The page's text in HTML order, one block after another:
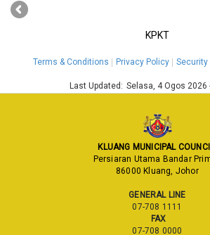
KPKT
‹
Terms & Conditions Privacy Policy Security
Last Updated: Selasa, 4 Ogos 2026
KLUANG MUNICIPAL
Persiaran Utama Bandar
86000 Kluang, Johor
GENERAL LINE
07-708 1111
FAX
07-708 0000